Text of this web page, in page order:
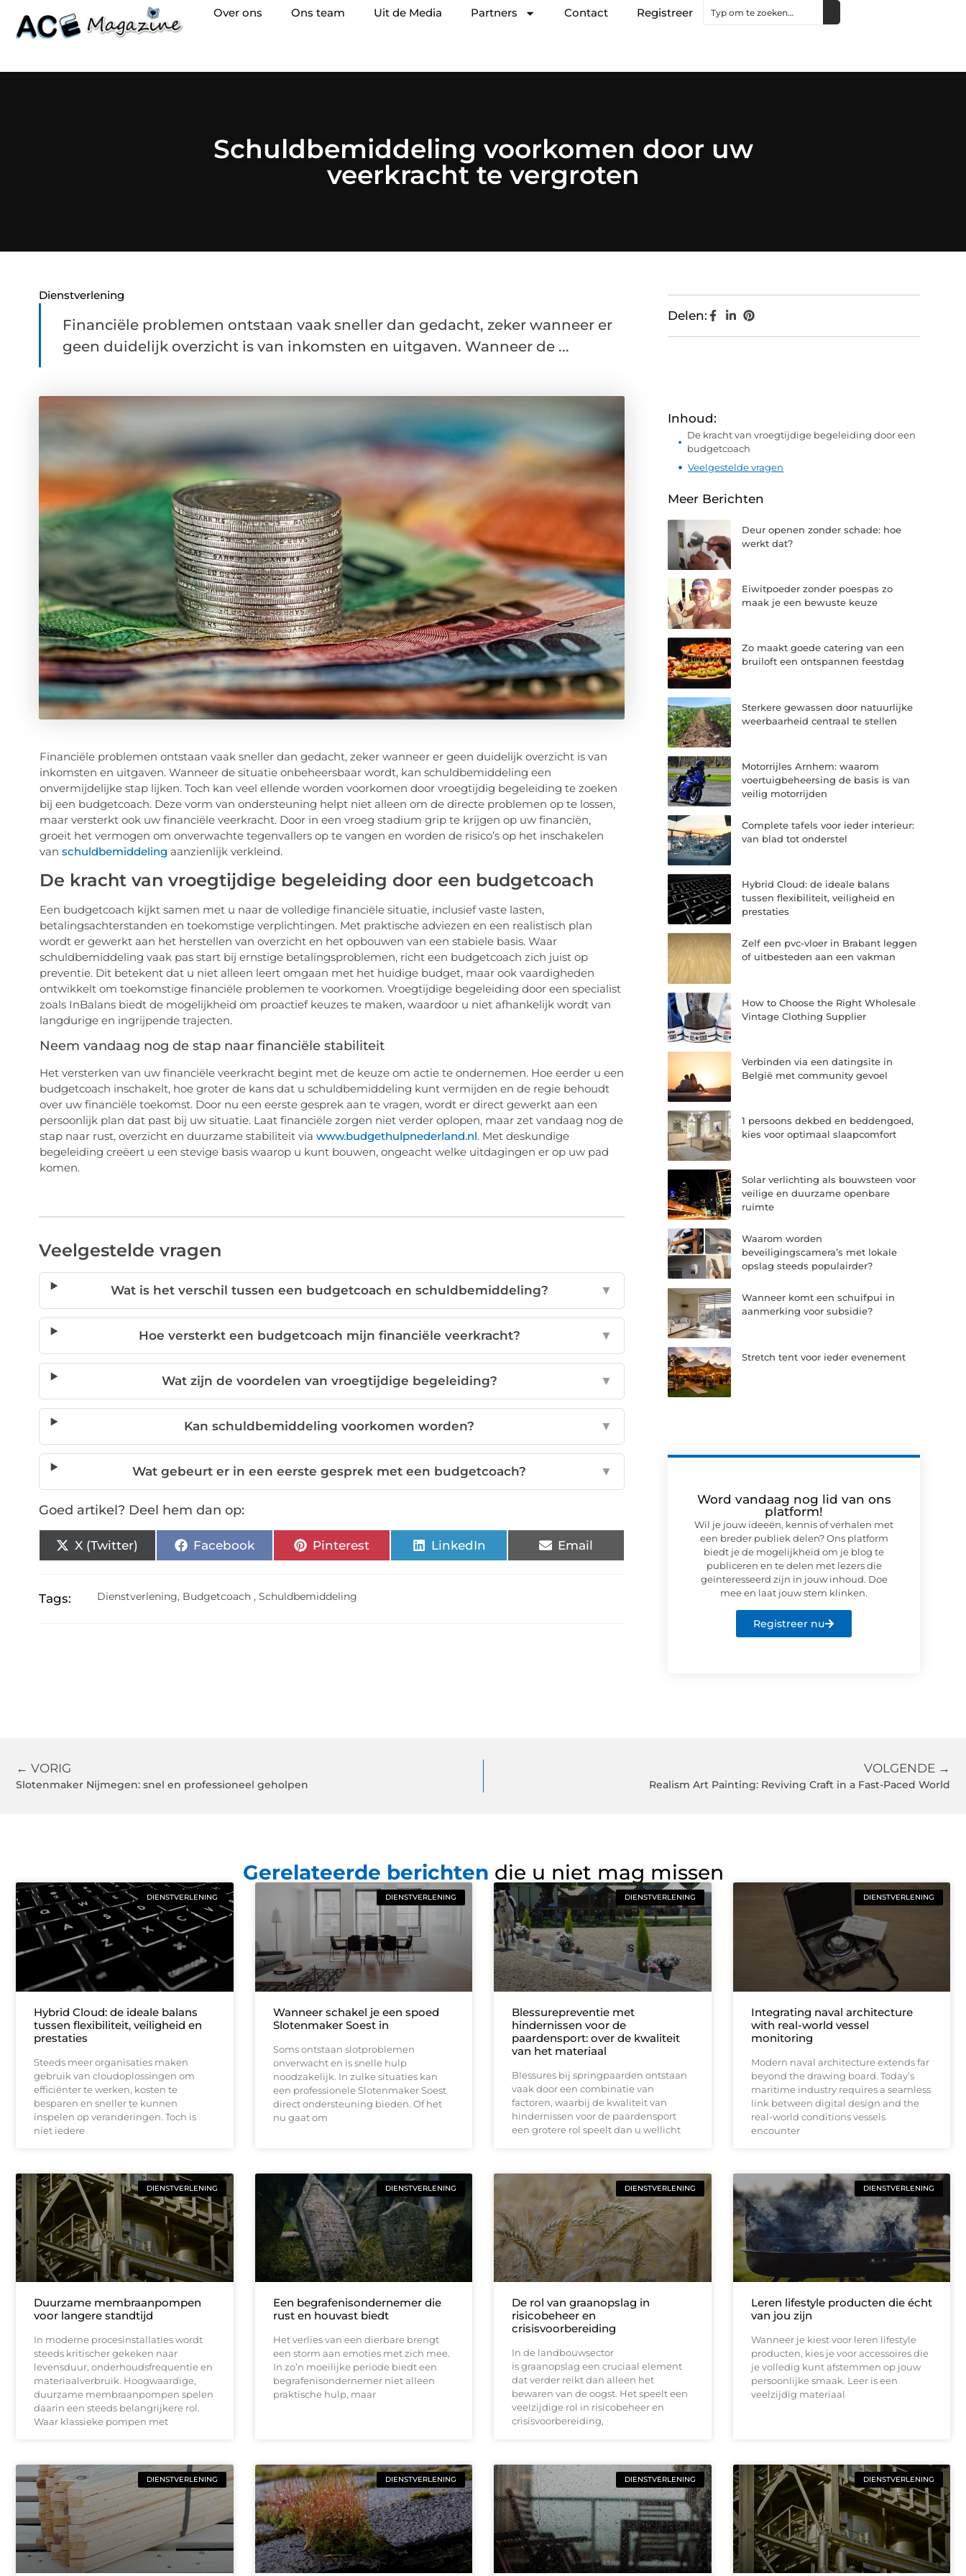
Over ons Ons team Uit de Media Partners Contact Registreer
Schuldbemiddeling voorkomen door uw
veerkracht te vergroten
Dienstverlening
Financiële problemen ontstaan vaak sneller dan gedacht, zeker wanneer er
geen duidelijk overzicht is van inkomsten en uitgaven. Wanneer de ...
Financiële problemen ontstaan vaak sneller dan gedacht, zeker wanneer er geen duidelijk overzicht is van
inkomsten en uitgaven. Wanneer de situatie onbeheersbaar wordt, kan schuldbemiddeling een
onvermijdelijke stap lijken. Toch kan veel ellende worden voorkomen door vroegtijdig begeleiding te zoeken
bij een budgetcoach. Deze vorm van ondersteuning helpt niet alleen om de directe problemen op te lossen,
maar versterkt ook uw financiële veerkracht. Door in een vroeg stadium grip te krijgen op uw financiën,
groeit het vermogen om onverwachte tegenvallers op te vangen en worden de risico’s op het inschakelen
van schuldbemiddeling aanzienlijk verkleind.
De kracht van vroegtijdige begeleiding door een budgetcoach
Een budgetcoach kijkt samen met u naar de volledige financiële situatie, inclusief vaste lasten,
betalingsachterstanden en toekomstige verplichtingen. Met praktische adviezen en een realistisch plan
wordt er gewerkt aan het herstellen van overzicht en het opbouwen van een stabiele basis. Waar
schuldbemiddeling vaak pas start bij ernstige betalingsproblemen, richt een budgetcoach zich juist op
preventie. Dit betekent dat u niet alleen leert omgaan met het huidige budget, maar ook vaardigheden
ontwikkelt om toekomstige financiële problemen te voorkomen. Vroegtijdige begeleiding door een specialist
zoals InBalans biedt de mogelijkheid om proactief keuzes te maken, waardoor u niet afhankelijk wordt van
langdurige en ingrijpende trajecten.
Neem vandaag nog de stap naar financiële stabiliteit
Het versterken van uw financiële veerkracht begint met de keuze om actie te ondernemen. Hoe eerder u een
budgetcoach inschakelt, hoe groter de kans dat u schuldbemiddeling kunt vermijden en de regie behoudt
over uw financiële toekomst. Door nu een eerste gesprek aan te vragen, wordt er direct gewerkt aan een
persoonlijk plan dat past bij uw situatie. Laat financiële zorgen niet verder oplopen, maar zet vandaag nog de
stap naar rust, overzicht en duurzame stabiliteit via www.budgethulpnederland.nl. Met deskundige
begeleiding creëert u een stevige basis waarop u kunt bouwen, ongeacht welke uitdagingen er op uw pad
komen.
Veelgestelde vragen
Wat is het verschil tussen een budgetcoach en schuldbemiddeling? ▼
Hoe versterkt een budgetcoach mijn financiële veerkracht? ▼
Wat zijn de voordelen van vroegtijdige begeleiding? ▼
Kan schuldbemiddeling voorkomen worden? ▼
Wat gebeurt er in een eerste gesprek met een budgetcoach? ▼
Goed artikel? Deel hem dan op:
X (Twitter) Facebook Pinterest LinkedIn Email
Tags: Dienstverlening, Budgetcoach ,Schuldbemiddeling
Delen:
Inhoud:
De kracht van vroegtijdige begeleiding door een
budgetcoach
Veelgestelde vragen
Meer Berichten
Deur openen zonder schade: hoe
werkt dat?
Eiwitpoeder zonder poespas zo
maak je een bewuste keuze
Zo maakt goede catering van een
bruiloft een ontspannen feestdag
Sterkere gewassen door natuurlijke
weerbaarheid centraal te stellen
Motorrijles Arnhem: waarom
voertuigbeheersing de basis is van
veilig motorrijden
Complete tafels voor ieder interieur:
van blad tot onderstel
Hybrid Cloud: de ideale balans
tussen flexibiliteit, veiligheid en
prestaties
Zelf een pvc-vloer in Brabant leggen
of uitbesteden aan een vakman
How to Choose the Right Wholesale
Vintage Clothing Supplier
Verbinden via een datingsite in
België met community gevoel
1 persoons dekbed en beddengoed,
kies voor optimaal slaapcomfort
Solar verlichting als bouwsteen voor
veilige en duurzame openbare
ruimte
Waarom worden
beveiligingscamera’s met lokale
opslag steeds populairder?
Wanneer komt een schuifpui in
aanmerking voor subsidie?
Stretch tent voor ieder evenement
Word vandaag nog lid van ons
platform!
Wil je jouw ideeën, kennis of verhalen met
een breder publiek delen? Ons platform
biedt je de mogelijkheid om je blog te
publiceren en te delen met lezers die
geïnteresseerd zijn in jouw inhoud. Doe
mee en laat jouw stem klinken.
Registreer nu
← VORIG
Slotenmaker Nijmegen: snel en professioneel geholpen
VOLGENDE →
Realism Art Painting: Reviving Craft in a Fast-Paced World
Gerelateerde berichten die u niet mag missen
DIENSTVERLENING
Hybrid Cloud: de ideale balans
tussen flexibiliteit, veiligheid en
prestaties
Steeds meer organisaties maken
gebruik van cloudoplossingen om
efficiënter te werken, kosten te
besparen en sneller te kunnen
inspelen op veranderingen. Toch is
niet iedere
DIENSTVERLENING
Wanneer schakel je een spoed
Slotenmaker Soest in
Soms ontstaan slotproblemen
onverwacht en is snelle hulp
noodzakelijk. In zulke situaties kan
een professionele Slotenmaker Soest
direct ondersteuning bieden. Of het
nu gaat om
DIENSTVERLENING
Blessurepreventie met
hindernissen voor de
paardensport: over de kwaliteit
van het materiaal
Blessures bij springpaarden ontstaan
vaak door een combinatie van
factoren, waarbij de kwaliteit van
hindernissen voor de paardensport
een grotere rol speelt dan u wellicht
DIENSTVERLENING
Integrating naval architecture
with real-world vessel
monitoring
Modern naval architecture extends far
beyond the drawing board. Today’s
maritime industry requires a seamless
link between digital design and the
real-world conditions vessels
encounter
DIENSTVERLENING
Duurzame membraanpompen
voor langere standtijd
In moderne procesinstallaties wordt
steeds kritischer gekeken naar
levensduur, onderhoudsfrequentie en
materiaalverbruik. Hoogwaardige,
duurzame membraanpompen spelen
daarin een steeds belangrijkere rol.
Waar klassieke pompen met
DIENSTVERLENING
Een begrafenisondernemer die
rust en houvast biedt
Het verlies van een dierbare brengt
een storm aan emoties met zich mee.
In zo’n moeilijke periode biedt een
begrafenisondernemer niet alleen
praktische hulp, maar
DIENSTVERLENING
De rol van graanopslag in
risicobeheer en
crisisvoorbereiding
In de landbouwsector
is graanopslag een cruciaal element
dat verder reikt dan alleen het
bewaren van de oogst. Het speelt een
veelzijdige rol in risicobeheer en
crisisvoorbereiding,
DIENSTVERLENING
Leren lifestyle producten die écht
van jou zijn
Wanneer je kiest voor leren lifestyle
producten, kies je voor accessoires die
je volledig kunt afstemmen op jouw
persoonlijke smaak. Leer is een
veelzijdig materiaal
DIENSTVERLENING DIENSTVERLENING DIENSTVERLENING DIENSTVERLENING